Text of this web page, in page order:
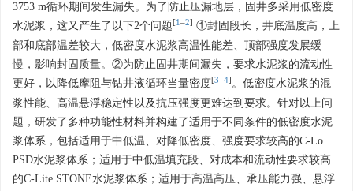
3753 m循环期间发生漏失。为了防止压漏地层，固井多采用低密度
水泥浆，这又产生了以下2个问题[1 –2] ①封固段长，井底温度高，上
部和底部温差较大，低密度水泥浆高温性能差、顶部强度发展缓
慢，影响封固质量。②为防止固井期间漏失，要求水泥浆的流动性
更好，以降低摩阻与钻井液循环当量密度[3–4] 。低密度水泥浆的混
浆性能、高温悬浮稳定性以及抗压强度更难达到要求。针对以上问
题，研发了多种功能性材料并构建了适用于不同条件的低密度水泥
浆体系，包括适用于中低温、对降低密度、强度要求较高的C-Lo
PSD水泥浆体系；适用于中低温填充段、对成本和流动性要求较高
的C-Lite STONE水泥浆体系；适用于高温高压、承压能力强、悬浮